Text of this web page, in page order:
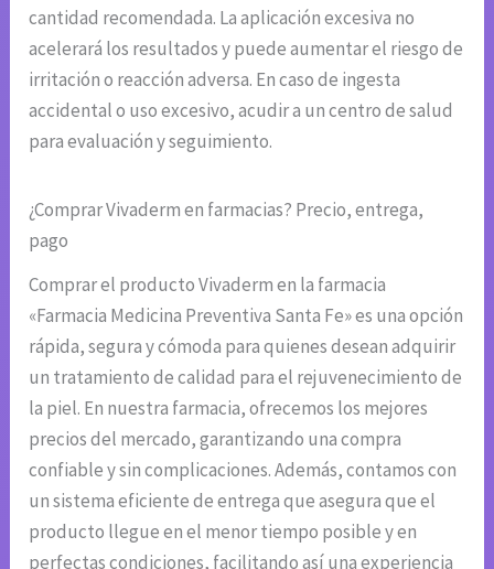
cantidad recomendada. La aplicación excesiva no
acelerará los resultados y puede aumentar el riesgo de
irritación o reacción adversa. En caso de ingesta
accidental o uso excesivo, acudir a un centro de salud
para evaluación y seguimiento.
¿Comprar Vivaderm en farmacias? Precio, entrega,
pago
Comprar el producto Vivaderm en la farmacia
«Farmacia Medicina Preventiva Santa Fe» es una opción
rápida, segura y cómoda para quienes desean adquirir
un tratamiento de calidad para el rejuvenecimiento de
la piel. En nuestra farmacia, ofrecemos los mejores
precios del mercado, garantizando una compra
confiable y sin complicaciones. Además, contamos con
un sistema eficiente de entrega que asegura que el
producto llegue en el menor tiempo posible y en
perfectas condiciones, facilitando así una experiencia